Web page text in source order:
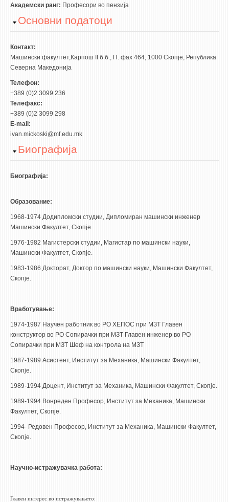
АКТИ
АКТИ
АНКЕТИ И САМОЕВАЛУАЦИИ
ЗАВРШНИ СМЕТКИ
ТЕЛЕФОНСКИ ИМЕНИК
ALUMNI MFS
ИЗВЕСТУВАЊА
НАСТАВЕН КАДАР
ДОЦЕНТИ
АСИСТЕНТИ
ЛАБОРАНТИ
ПЕНЗИОНИРАН КАДАР
IN MEMORIAM
СТУДИИ
I ЦИКЛУС - ДОДИПЛОМСКИ
II ЦИКЛУС - ПОСЛЕДИПЛОМСКИ
III ЦИКЛУС - ДОКТОРСКИ
ОГЛАСНА ТАБЛА
СООПШТЕНИЈА
БИБЛИОТЕКА
Академски ранг: Професори во пензија
Hide
Основни податоци
Контакт:
Машински факултет,Карпош II б.б., П. фах 464, 1000 Скопје, Република
Северна Македонија
Телефон:
+389 (0)2 3099 236
Телефакс:
+389 (0)2 3099 298
E-mail:
ivan.mickoski@mf.edu.mk
Hide
Биографија
Биографија:
Образование:
1968-1974 Додипломски студии, Дипломиран машински инженер
Машински Факултет, Скопје.
1976-1982 Магистерски студии, Магистар по машински науки,
Машински Факултет, Скопје.
1983-1986 Докторат, Доктор по машински науки, Машински Факултет,
Скопје.
Вработување:
1974-1987 Научен работник во РО ХЕПОС при МЗТ Главен
конструктор во РО Сопирачки при МЗТ Главен инженер во РО
Сопирачки при МЗТ Шеф на контрола на МЗТ
1987-1989 Асистент, Институт за Механика, Машински Факултет,
Скопје.
1989-1994 Доцент, Институт за Механика, Машински Факултет, Скопје.
1989-1994 Вонреден Професор, Институт за Механика, Машински
Факултет, Скопје.
1994- Редовен Професор, Институт за Механика, Машински Факултет,
Скопје.
Научно-истражувачка работа:
Главен интерес во истражувањето: